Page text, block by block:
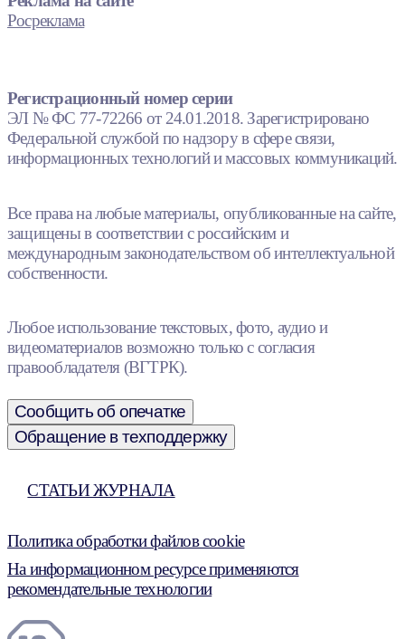
Росреклама
Регистрационный номер серии
ЭЛ № ФС 77-72266 от 24.01.2018. Зарегистрировано
Федеральной службой по надзору в сфере связи,
информационных технологий и массовых коммуникаций.
Все права на любые материалы, опубликованные на сайте,
защищены в соответствии с российским и
международным законодательством об интеллектуальной
собственности.
Любое использование текстовых, фото, аудио и
видеоматериалов возможно только с согласия
правообладателя (ВГТРК).
Сообщить об опечатке
Обращение в техподдержку
СТАТЬИ ЖУРНАЛА
Политика обработки файлов cookie
На информационном ресурсе применяются
рекомендательные технологии